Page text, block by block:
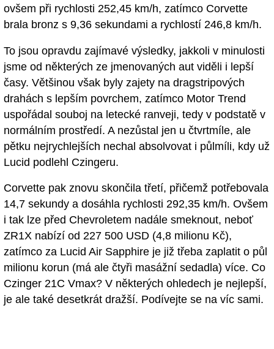
ovšem při rychlosti 252,45 km/h, zatímco Corvette
brala bronz s 9,36 sekundami a rychlostí 246,8 km/h.
To jsou opravdu zajímavé výsledky, jakkoli v minulosti
jsme od některých ze jmenovaných aut viděli i lepší
časy. Většinou však byly zajety na dragstripových
drahách s lepším povrchem, zatímco Motor Trend
uspořádal souboj na letecké ranveji, tedy v podstatě v
normálním prostředí. A nezůstal jen u čtvrtmíle, ale
pětku nejrychlejších nechal absolvovat i půlmíli, kdy už
Lucid podlehl Czingeru.
Corvette pak znovu skončila třetí, přičemž potřebovala
14,7 sekundy a dosáhla rychlosti 292,35 km/h. Ovšem
i tak lze před Chevroletem nadále smeknout, neboť
ZR1X nabízí od 227 500 USD (4,8 milionu Kč),
zatímco za Lucid Air Sapphire je již třeba zaplatit o půl
milionu korun (má ale čtyři masážní sedadla) více. Co
Czinger 21C Vmax? V některých ohledech je nejlepší,
je ale také desetkrát dražší. Podívejte se na víc sami.